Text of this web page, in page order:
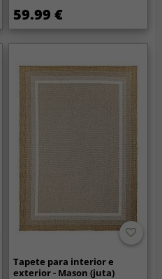
59.99 €
Tapete para interior e
exterior - Mason (juta)